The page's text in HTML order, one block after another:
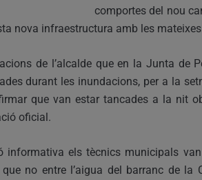
comportes del nou
nova infraestructura amb les
de l’alcalde que en la Junta de
durant les inundacions, per a la
que van estar tancades a la nit
oficial.
informativa els tècnics municipals
que no entre l’aigua del barranc de